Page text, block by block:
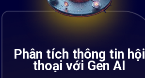
Phân tích thông tin hội
thoại với Gen AI